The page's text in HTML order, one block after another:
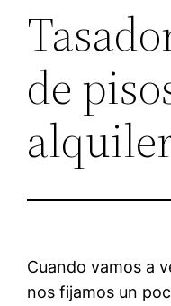
de
Cuando vamos a
nos fijamos un